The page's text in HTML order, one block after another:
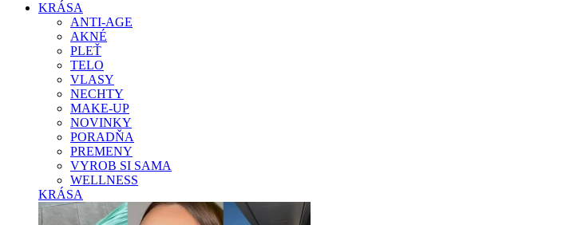
KRÁSA
ANTI-AGE
AKNÉ
PLEŤ
TELO
VLASY
NECHTY
MAKE-UP
NOVINKY
PORADŇA
PREMENY
VYROB SI SAMA
WELLNESS
KRÁSA